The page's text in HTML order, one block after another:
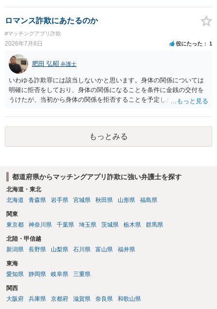
良いかと思います。
ロマンス詐欺にあたるのか
#マッチングアプリ詐欺
2026年7月6日 役にたった 1
肥田 弘昭 弁護士
いわゆる詐欺罪には該当しないかと思います。身体の関係については
明確に拒否をしており、身体の関係になることを条件に金銭の交付を
うけたが、当初から身体の関係を拒否することを予定した等相手を錯
欲しいこと身体の関係は拒否と嘘偽りなく相手に伝えた上で相手もそ
れを前提に金銭交付していますので、ロマンス詐欺には該当しないか
と思います。ご参考にしてください。
もっとみる
都道府県からマッチングアプリ詐欺に強い弁護士を探す
北海道・東北
北海道
青森県 岩手県 宮城県 秋田県 山形県 福島県
関東
東京都
神奈川県 千葉県 埼玉県 茨城県 栃木県 群馬県
北陸・甲信越
新潟県
長野県 山梨県 石川県 富山県 福井県
東海
愛知県
静岡県 岐阜県 三重県
関西
大阪府
兵庫県 京都府 滋賀県 奈良県 和歌山県